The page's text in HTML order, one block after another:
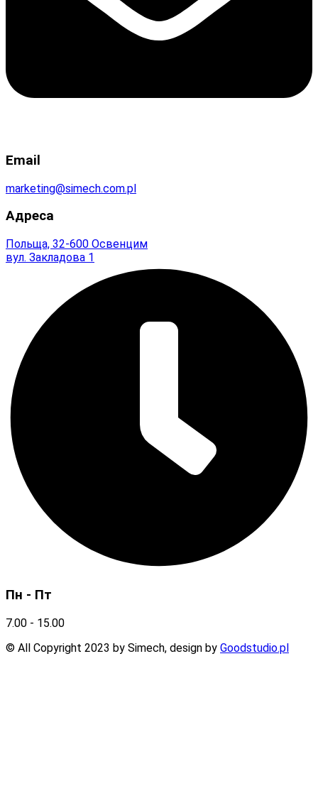
Email
marketing@simech.com.pl
Адреса
Польща, 32-600 Освенцим
вул. Закладова 1
Пн - Пт
7.00 - 15.00
© All Copyright 2023 by Simech, design by Goodstudio.pl